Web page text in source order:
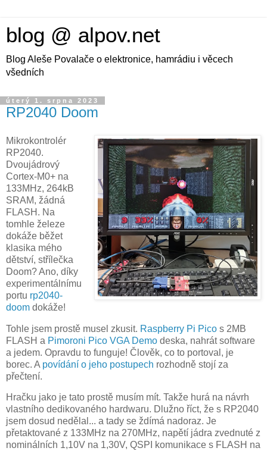
blog @ alpov.net
Blog Aleše Povalače o elektronice, hamrádiu i věcech
všedních
úterý 1. srpna 2023
RP2040 Doom
Mikrokontrolér
RP2040.
Dvoujádrový
Cortex-M0+ na
133MHz, 264kB
SRAM, žádná
FLASH. Na
tomhle železe
dokáže běžet
klasika mého
dětství, střílečka
Doom? Ano, díky
experimentálnímu
portu rp2040-
doom dokáže!
Tohle jsem prostě musel zkusit. Raspberry Pi Pico s 2MB
FLASH a Pimoroni Pico VGA Demo deska, nahrát software
a jedem. Opravdu to funguje! Člověk, co to portoval, je
borec. A povídání o jeho postupech rozhodně stojí za
přečtení.
Hračku jako je tato prostě musím mít. Takže hurá na návrh
vlastního dedikovaného hardwaru. Dlužno říct, že s RP2040
jsem dosud nedělal... a tady se ždímá nadoraz. Je
přetaktované z 133MHz na 270MHz, napětí jádra zvednuté z
nominálních 1,10V na 1,30V, QSPI komunikace s FLASH na